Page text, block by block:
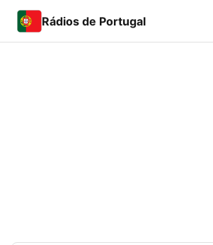
Rádios de Portugal